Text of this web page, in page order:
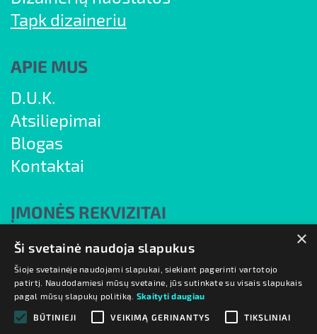
Tapk dizaineriu
APIE MUS
D.U.K.
Atsiliepimai
Blogas
Kontaktai
ĮMONĖS REKVIZITAI
UAB "7natos"
Į/k 304830886
PVM m.k. LT100011624412
Vileišio g. 17A, Vilnius 10306, III aukštas
×
Ši svetainė naudoja slapukus
Šioje svetainėje naudojami slapukai, siekiant pagerinti vartotojo
patirtį. Naudodamiesi mūsų svetaine, jūs sutinkate su visais slapukais
pagal mūsų slapukų politiką. Skaityti daugiau
BŪTINIEJI VEIKIMĄ GERINANTYS TIKSLINIAI